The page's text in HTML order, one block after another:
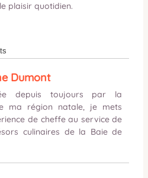
plaisir quotidien.
Dumont
depuis toujours par la
ma région natale, je mets
de cheffe au service de
culinaires de la Baie de